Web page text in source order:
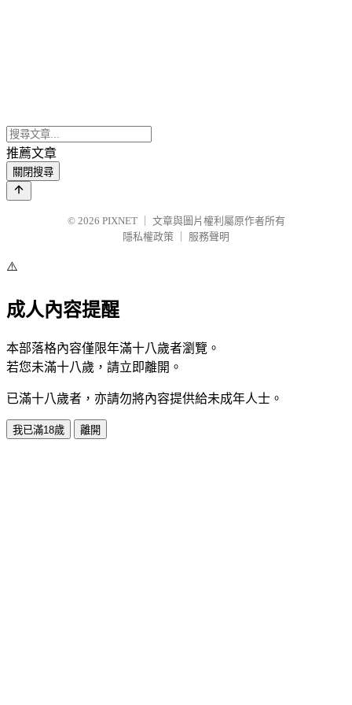
推薦文章
關閉搜尋
© 2026 PIXNET
文章與圖片權利屬原作者所有
隱私權政策
服務聲明
⚠️
成人內容提醒
本部落格內容僅限年滿十八歲者瀏覽。
若您未滿十八歲，請立即離開。
已滿十八歲者，亦請勿將內容提供給未成年人士。
我已滿18歲 離開